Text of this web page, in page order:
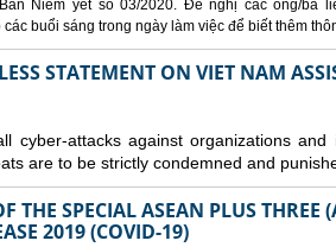
Niêm yết số 03/2020. Đề nghị các ông/bà
buổi sáng trong ngày làm việc để biết thêm
STATEMENT ON VIET NAM
cyber-attacks against organizations
are to be strictly condemned and
THE SPECIAL ASEAN PLUS
2019 (COVID-19)